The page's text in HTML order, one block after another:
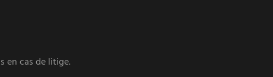
en cas de litige.